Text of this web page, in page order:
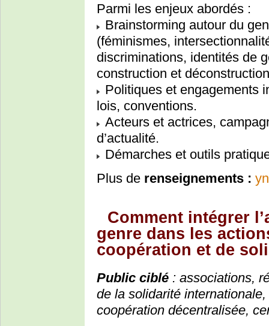
Parmi les enjeux abordés :
Brainstorming autour du
(féminismes,
discriminations, identités de
construction et
Politiques et engagements
lois, conventions.
Acteurs et actrices,
d’actualité.
Démarches et outils
Plus de renseignements :
Comment intégrer
genre dans les
coopération et de
Public ciblé : associations,
de la solidarité
coopération décentralisée,